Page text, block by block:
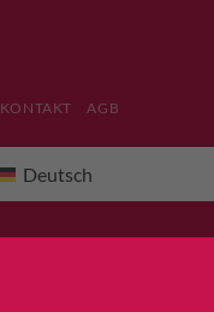
KONTAKT AGB
Deutsch